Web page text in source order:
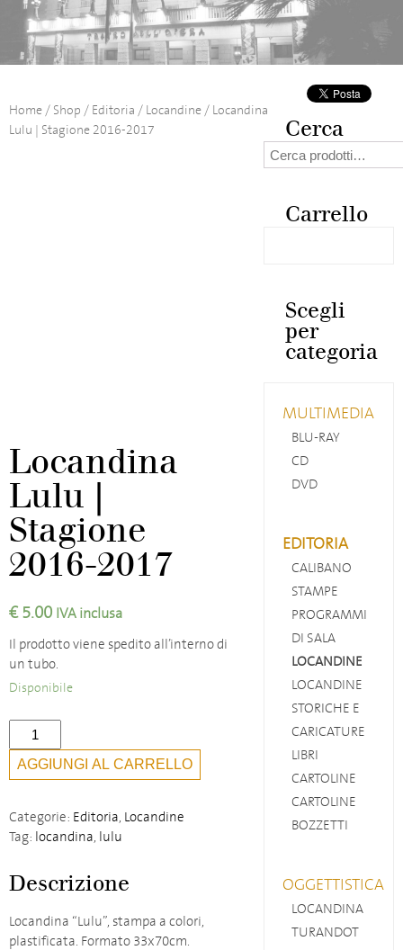
Home / Shop / Editoria / Locandine / Locandina
Lulu | Stagione 2016-2017
Locandina
Lulu |
Stagione
2016-2017
€5.00 IVA inclusa
Il prodotto viene spedito all’interno di
un tubo.
Disponibile
Locandina
Lulu
2016-
2017
quantità
AGGIUNGI AL CARRELLO
Categorie: Editoria, Locandine
Tag: locandina, lulu
Descrizione
Locandina “Lulu”, stampa a colori,
plastificata. Formato 33x70cm.
Cerca
Cerca:
Carrello
Scegli
per
categoria
MULTIMEDIA
BLU-RAY
CD
DVD
EDITORIA
CALIBANO
STAMPE
PROGRAMMI
DI SALA
LOCANDINE
LOCANDINE
STORICHE E
CARICATURE
LIBRI
CARTOLINE
CARTOLINE
BOZZETTI
OGGETTISTICA
LOCANDINA
TURANDOT